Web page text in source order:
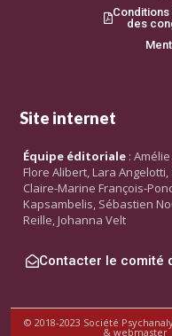
des
Site internet
Équipe éditoriale :
Flore Alibert, Lara
Claire-Marine François-
Kapsambelis, Sébastien
Reille, Johanna Velt
Contacter le comité
© 2018-2023 Société
& webmaster